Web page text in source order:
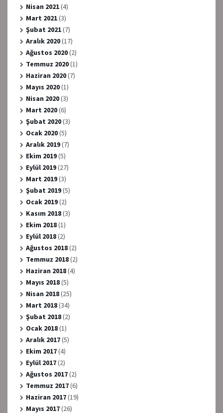
Nisan 2021(4)
Mart 2021(3)
Şubat 2021(7)
Aralık 2020(17)
Ağustos 2020(2)
Temmuz 2020(1)
Haziran 2020(7)
Mayıs 2020(1)
Nisan 2020(3)
Mart 2020(6)
Şubat 2020(3)
Ocak 2020(5)
Aralık 2019(7)
Ekim 2019(5)
Eylül 2019(27)
Mart 2019(3)
Şubat 2019(5)
Ocak 2019(2)
Kasım 2018(3)
Ekim 2018(1)
Eylül 2018(2)
Ağustos 2018(2)
Temmuz 2018(2)
Haziran 2018(4)
Mayıs 2018(5)
Nisan 2018(25)
Mart 2018(34)
Şubat 2018(2)
Ocak 2018(1)
Aralık 2017(5)
Ekim 2017(4)
Eylül 2017(2)
Ağustos 2017(2)
Temmuz 2017(6)
Haziran 2017(19)
Mayıs 2017(26)